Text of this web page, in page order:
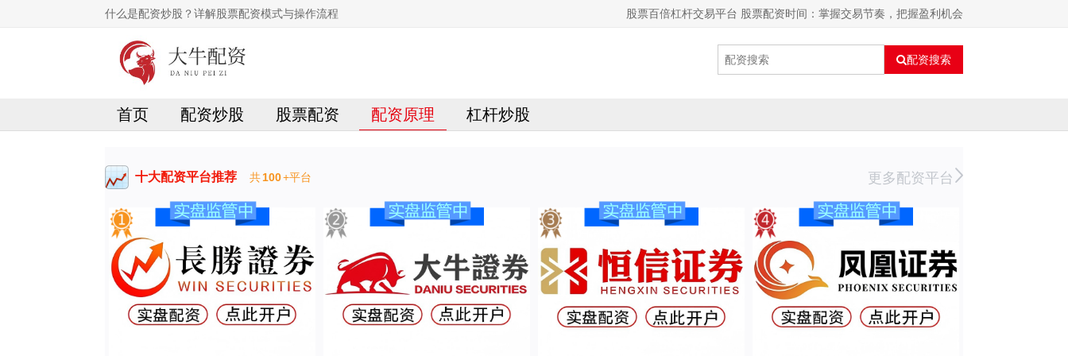
什么是配资炒股？详解股票配资模式与操作流程 股票百倍杠杆交易平台 股票配资时间：掌握交易节奏，把握盈利机会
配资搜索
首页 配资炒股 股票配资 配资原理 杠杆炒股
十大配资平台推荐 共100+平台 更多配资平台